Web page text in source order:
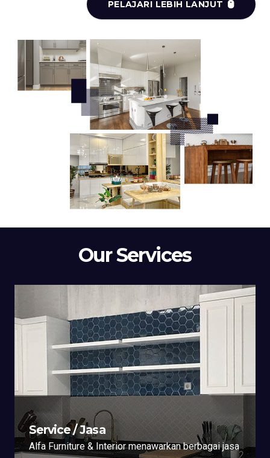
PELAJARI LEBIH LANJUT
Our Services
Service / Jasa
Alfa Furniture & Interior menawarkan berbagai jasa